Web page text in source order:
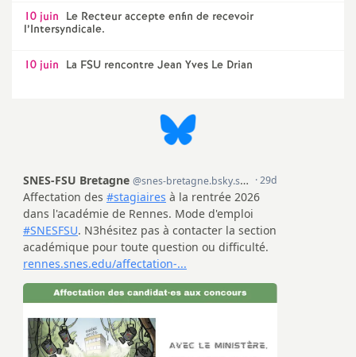
10 juin Le Recteur accepte enfin de recevoir
l’Intersyndicale.
10 juin La FSU rencontre Jean Yves Le Drian